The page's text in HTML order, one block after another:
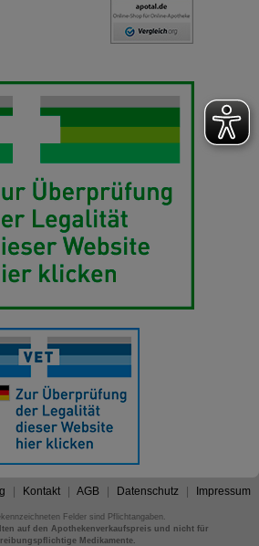
Kontakt AGB Datenschutz Impressum
Felder sind Pflichtangaben.
auf den Apothekenverkaufspreis und nicht für
Medikamente.